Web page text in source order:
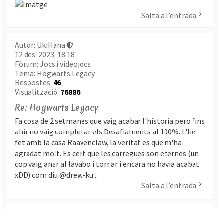
Salta a l’entrada
Autor: UkiHana
12 des. 2023, 18:18
Fòrum: Jocs i videojocs
Tema: Hogwarts Legacy
Respostes: 46
Visualització: 76886
Re: Hogwarts Legacy
Fa cosa de 2 setmanes que vaig acabar l'historia pero fins
ahir no vaig completar els Desafiaments al 100%. L'he
fet amb la casa Raavenclaw, la veritat es que m'ha
agradat molt. Es cert que les carregues son eternes (un
cop vaig anar al lavabo i tornar i encara no havia acabat
xDD) com diu @drew-ku...
Salta a l’entrada